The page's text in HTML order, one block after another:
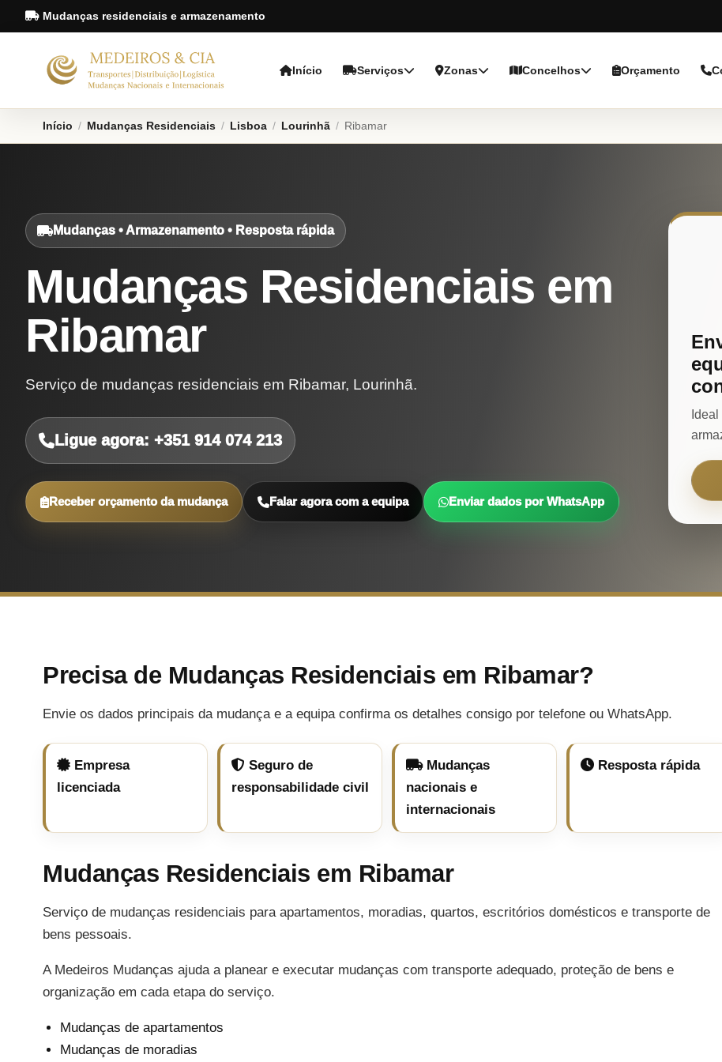
Mudanças residenciais e armazenamento
Início Serviços Zonas Concelhos Orçamento
Início / Mudanças Residenciais / Lisboa / Lourinhã / Ribamar
Mudanças • Armazenamento • Resposta rápida
Mudanças Residenciais em
Ribamar
Serviço de mudanças residenciais em Ribamar, Lourinhã.
Ligue agora: +351 914 074 213
Receber orçamento da mudança Falar agora com a equipa Enviar dados por WhatsApp
Precisa de Mudanças Residenciais em Ribamar?
Envie os dados principais da mudança e a equipa confirma os detalhes consigo por telefone ou WhatsApp.
Empresa
licenciada
Seguro de
responsabilidade civil
Mudanças
nacionais e
internacionais
Resposta rápida
Mudanças Residenciais em Ribamar
Serviço de mudanças residenciais para apartamentos, moradias, quartos, escritórios domésticos e transporte de
bens pessoais.
A Medeiros Mudanças ajuda a planear e executar mudanças com transporte adequado, proteção de bens e
organização em cada etapa do serviço.
Mudanças de apartamentos
Mudanças de moradias